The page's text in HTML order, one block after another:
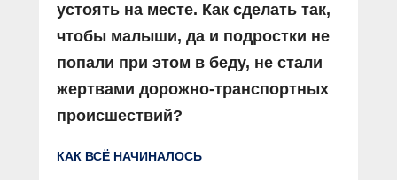
устоять на месте. Как сделать так,
чтобы малыши, да и подростки не
попали при этом в беду, не стали
жертвами дорожно-транспортных
происшествий?
КАК ВСЁ НАЧИНАЛОСЬ